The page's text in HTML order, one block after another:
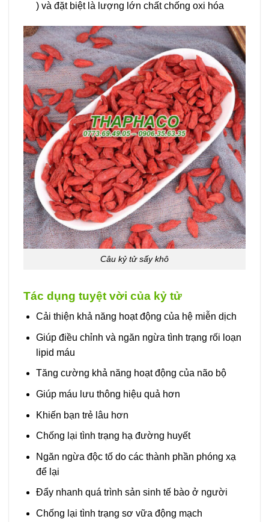
) và đặt biệt là lượng lớn chất chống oxi hóa
Câu kỷ tử sấy khô
Tác dụng tuyệt vời của kỷ tử
Cải thiện khả năng hoạt động của hệ miễn dịch
Giúp điều chỉnh và ngăn ngừa tình trạng rối loạn
lipid máu
Tăng cường khả năng hoạt động của não bộ
Giúp máu lưu thông hiệu quả hơn
Khiến bạn trẻ lâu hơn
Chống lại tình trạng hạ đường huyết
Ngăn ngừa độc tố do các thành phần phóng xạ
để lại
Đẩy nhanh quá trình sản sinh tế bào ở người
Chống lại tình trạng sơ vữa động mạch